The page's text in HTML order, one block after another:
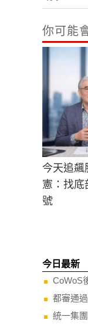
你可能
今天追飆
憲：找底
號
今日最新
CoWoS
都審通
統一集